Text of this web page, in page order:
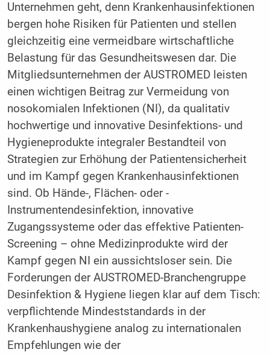
Unternehmen geht, denn Krankenhaus­infektionen
bergen hohe Risiken für Pa­tienten und stellen
gleichzeitig eine vermeidbare wirtschaftliche
Belastung für das ­Gesundheitswesen dar. Die
Mitgliedsunternehmen der ­AUSTROMED leisten
einen wichtigen Beitrag zur Vermeidung von
nosokomialen Infektionen (NI), da qualitativ
hochwertige und innovative Desinfektions- und
Hygieneprodukte integraler Bestandteil von
Strategien zur Erhöhung der Patientensicherheit
und im Kampf gegen ­Krankenhausinfektionen
sind. Ob Hände-, Flächen- oder ­
Instrumentendesinfektion, innovative
Zugangssysteme oder das effektive Patienten-
Screening – ohne Medizinprodukte wird der
Kampf gegen NI ein aussichtsloser sein. Die
Forderungen der AUSTROMED-Branchengruppe
Desinfektion & Hygiene liegen klar auf dem Tisch:
verpflichtende Mindeststandards in der
Krankenhaus­hygiene analog zu internationalen
Empfehlungen wie der